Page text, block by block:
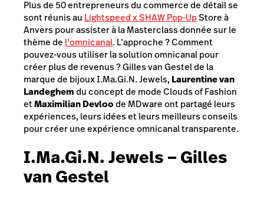
Plus de 50 entrepreneurs du commerce de détail se
sont réunis au Lightspeed x SHAW Pop-UpStore à
Anvers pour assister à la Masterclass donnée sur le
thème de l’omnicanal. L’approche ? Comment
pouvez-vous utiliser la solution omnicanal pour
créer plus de revenus ? Gilles van Gestel de la
marque de bijoux I.Ma.Gi.N. Jewels, Laurentine van
Landeghemdu concept de mode Clouds of Fashion
etMaximilian Devloode MDware ont partagé leurs
expériences, leurs idées et leurs meilleurs conseils
pour créer une expérience omnicanal transparente.
I.Ma.Gi.N. Jewels – Gilles
van Gestel